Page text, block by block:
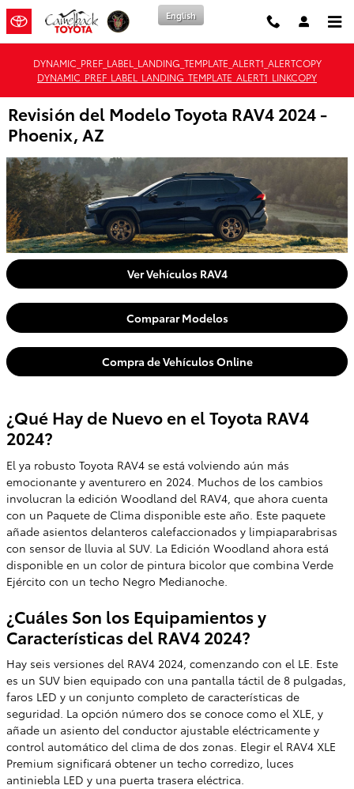
Saltar al contenido principal English
DYNAMIC_PREF_LABEL_LANDING_TEMPLATE_ALERT1_ALERTCOPY
DYNAMIC_PREF_LABEL_LANDING_TEMPLATE_ALERT1_LINKCOPY
Revisión del Modelo Toyota RAV4 2024 -
Phoenix, AZ
Ver Vehículos RAV4
Comparar Modelos
Compra de Vehículos Online
¿Qué Hay de Nuevo en el Toyota RAV4
2024?
El ya robusto Toyota RAV4 se está volviendo aún más
emocionante y aventurero en 2024. Muchos de los cambios
involucran la edición Woodland del RAV4, que ahora cuenta
con un Paquete de Clima disponible este año. Este paquete
añade asientos delanteros calefaccionados y limpiaparabrisas
con sensor de lluvia al SUV. La Edición Woodland ahora está
disponible en un color de pintura bicolor que combina Verde
Ejército con un techo Negro Medianoche.
¿Cuáles Son los Equipamientos y
Características del RAV4 2024?
Hay seis versiones del RAV4 2024, comenzando con el LE. Este
es un SUV bien equipado con una pantalla táctil de 8 pulgadas,
faros LED y un conjunto completo de características de
seguridad. La opción número dos se conoce como el XLE, y
añade un asiento del conductor ajustable eléctricamente y
control automático del clima de dos zonas. Elegir el RAV4 XLE
Premium significará obtener un techo corredizo, luces
antiniebla LED y una puerta trasera eléctrica.